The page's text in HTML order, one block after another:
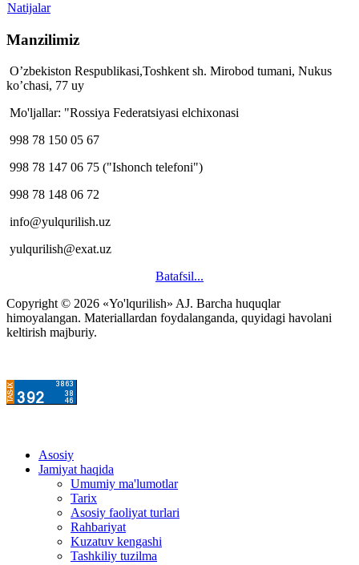
Natijalar
Manzilimiz
O’zbekiston Respublikasi,Toshkent sh. Mirobod tumani, Nukus
ko’chasi, 77 uy
Mo'ljallar: "Rossiya Federatsiyasi elchixonasi
998 78 150 05 67
998 78 147 06 75 ("Ishonch telefoni")
998 78 148 06 72
info@yulqurilish.uz
yulqurilish@exat.uz
Batafsil...
Copyright © 2026 «Yo'lqurilish» AJ. Barcha huquqlar
himoyalangan. Materiallardan foydalanganda, quyidagi havolani
keltirish majburiy.
Asosiy
Jamiyat haqida
Umumiy ma'lumotlar
Tarix
Asosiy faoliyat turlari
Rahbariyat
Kuzatuv kengashi
Tashkiliy tuzilma